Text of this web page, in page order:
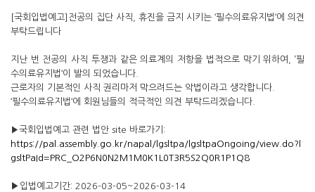
[국회입법예고]전공의 집단 사직, 휴진을 금지 시키는 ‘필수의료유지법‘에 의견
부탁드립니다
지난 번 전공의 사직 투쟁과 같은 의료계의 저항을 법적으로 막기 위하여, ’필
수의료유지법‘이 발의 되었습니다.
근로자의 기본적인 사직 권리마저 막으려드는 악법이라고 생각합니다.
‘필수의료유지법‘에 회원님들의 적극적인 의견 부탁드리겠습니다.
▶국회입법예고 관련 법안 site 바로가기:
https://pal.assembly.go.kr/napal/lgsltpa/lgsltpaOngoing/view.do?l
gsltPaId=PRC_O2P6N0N2M1M0K1L0T3R5S2Q0R1P1Q8
▶ 입법예고기간: 2026-03-05~2026-03-14